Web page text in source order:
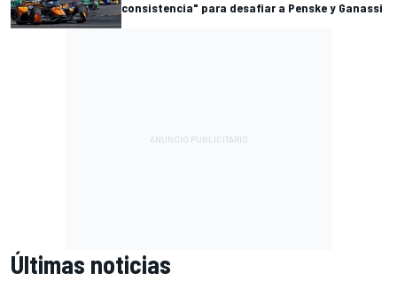
consistencia" para desafiar a Penske y Ganassi
Últimas noticias